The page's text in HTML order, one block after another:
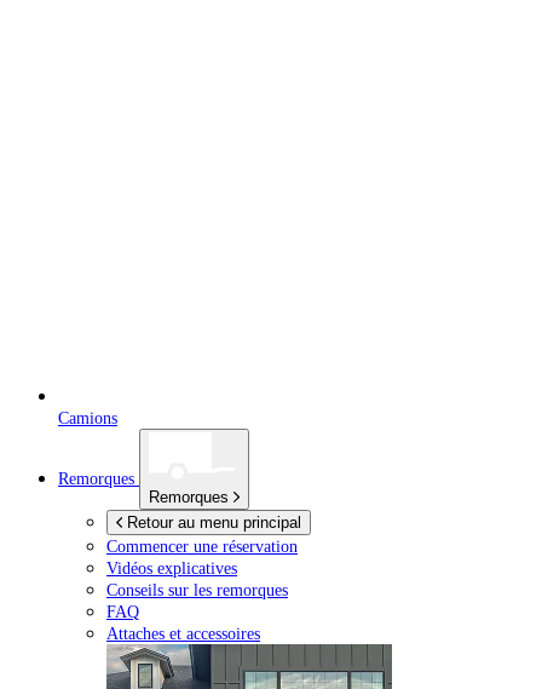
Camions
Remorques
Remorques
Retour au menu principal
Commencer une réservation
Vidéos explicatives
Conseils sur les remorques
FAQ
Attaches et accessoires